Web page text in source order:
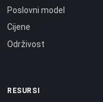
Poslovni model
Cijene
Održivost
RESURSI